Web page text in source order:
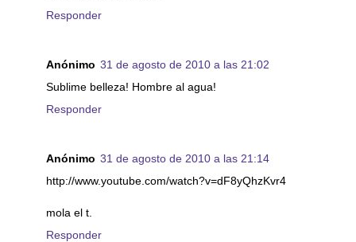
Responder
Anónimo 31 de agosto de 2010 a las 21:02
Sublime belleza! Hombre al agua!
Responder
Anónimo 31 de agosto de 2010 a las 21:14
http://www.youtube.com/watch?v=dF8yQhzKvr4
mola el t.
Responder